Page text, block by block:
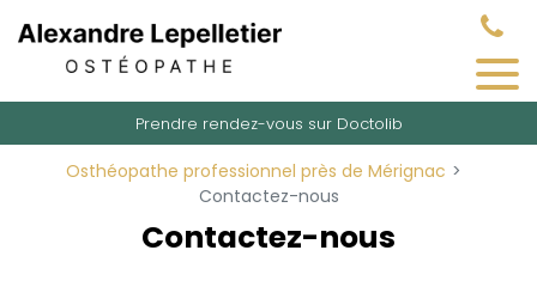
Prendre rendez-vous sur Doctolib
Osthéopathe professionnel près de Mérignac
Contactez-nous
Contactez-nous